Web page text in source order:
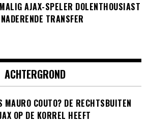
AJAX-SPELER DOLENTHOUSIAST
TRANSFER
ACHTERGROND
MAURO COUTO? DE RECHTSBUITEN
OP DE KORREL HEEFT